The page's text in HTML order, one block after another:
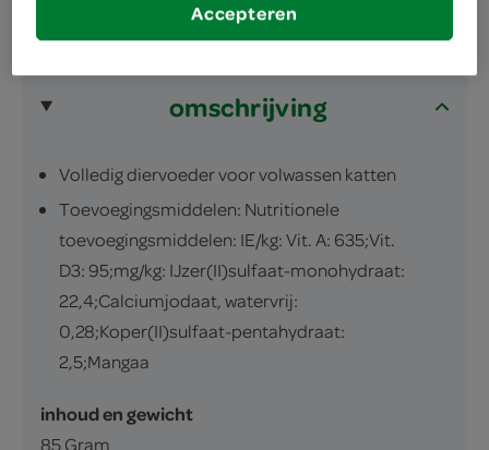
omschrijving
Volledig diervoeder voor volwassen katten
Toevoegingsmiddelen: Nutritionele
toevoegingsmiddelen: IE/kg: Vit. A: 635;Vit.
D3: 95;mg/kg: IJzer(II)sulfaat-monohydraat:
22,4;Calciumjodaat, watervrij:
0,28;Koper(II)sulfaat-pentahydraat:
2,5;Mangaa
inhoud en gewicht
85 Gram
Accepteren